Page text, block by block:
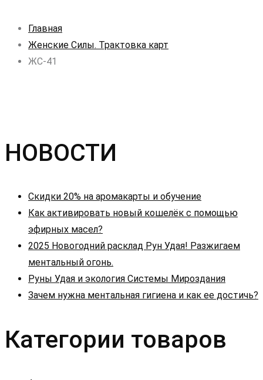
Главная
Женские Силы. Трактовка карт
ЖС-41
НОВОСТИ
Скидки 20% на аромакарты и обучение
Как активировать новый кошелёк с помощью
эфирных масел?
2025 Новогодний расклад Рун Удая! Разжигаем
ментальный огонь.
Руны Удая и экология Системы Мироздания
Зачем нужна ментальная гигиена и как ее достичь?
Категории товаров